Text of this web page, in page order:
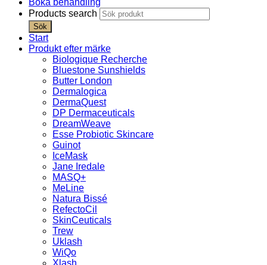
Boka behandling
Products search
Sök
Start
Produkt efter märke
Biologique Recherche
Bluestone Sunshields
Butter London
Dermalogica
DermaQuest
DP Dermaceuticals
DreamWeave
Esse Probiotic Skincare
Guinot
IceMask
Jane Iredale
MASQ+
MeLine
Natura Bissé
RefectoCil
SkinCeuticals
Trew
Uklash
WiQo